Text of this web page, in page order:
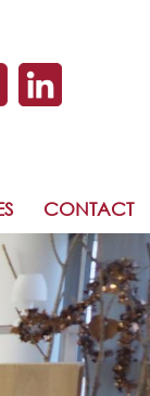
CONTACT